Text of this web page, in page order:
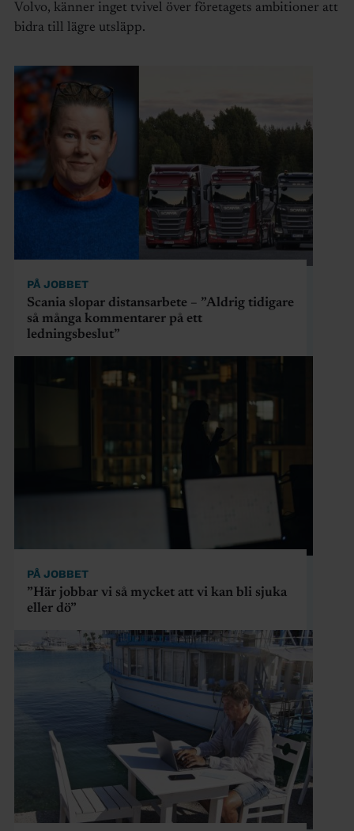
Volvo, känner inget tvivel över företagets ambitioner att
bidra till lägre utsläpp.
PÅ JOBBET
Scania slopar distansarbete – ”Aldrig tidigare
så många kommentarer på ett
ledningsbeslut”
PÅ JOBBET
”Här jobbar vi så mycket att vi kan bli sjuka
eller dö”